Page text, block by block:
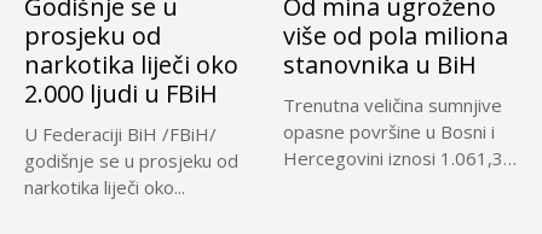
prosjeku od
narkotika liječi oko
2.000 ljudi u FBiH
U Federaciji BiH /FBiH/
godišnje se u prosjeku od
narkotika liječi oko...
više od pola miliona
stanovnika u BiH
Trenutna veličina sumnjive
opasne površine u Bosni i
Hercegovini iznosi 1.061,32